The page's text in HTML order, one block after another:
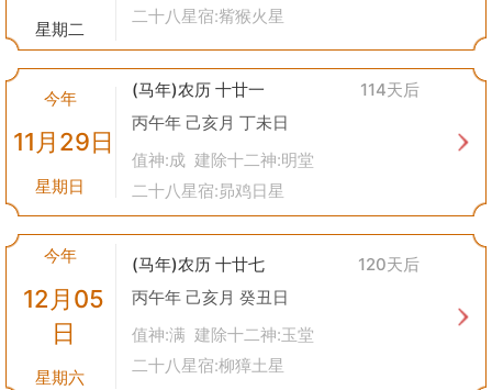
星期二
二十八星宿:觜猴火星
今年
11月29日
星期日
(马年)农历 十廿一
114天后
丙午年 己亥月 丁未日
值神:成 建除十二神:明堂
二十八星宿:昴鸡日星
今年
12月05
日
星期六
(马年)农历 十廿七
120天后
丙午年 己亥月 癸丑日
值神:满 建除十二神:玉堂
二十八星宿:柳獐土星